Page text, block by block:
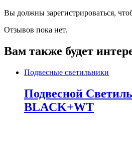
Вы должны зарегистрироваться,
Отзывов пока нет.
Вам также будет
Подвесные светильники
Подвесной
BLACK+WT